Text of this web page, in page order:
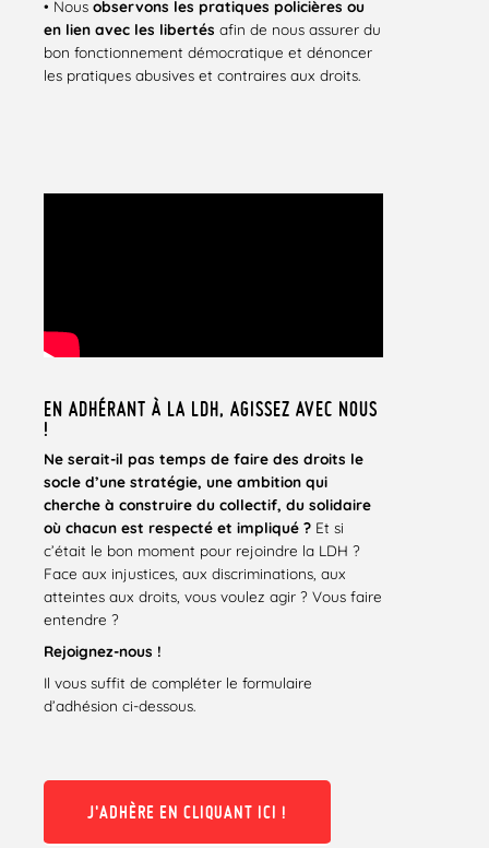
• Nous observons les pratiques policières ou
en lien avec les libertés afin de nous assurer du
bon fonctionnement démocratique et dénoncer
les pratiques abusives et contraires aux droits.
EN ADHÉRANT À LA LDH, AGISSEZ AVEC NOUS
!
Ne serait-il pas temps de faire des droits le
socle d’une stratégie, une ambition qui
cherche à construire du collectif, du solidaire
où chacun est respecté et impliqué ? Et si
c’était le bon moment pour rejoindre la LDH ?
Face aux injustices, aux discriminations, aux
atteintes aux droits, vous voulez agir ? Vous faire
entendre ?
Rejoignez-nous !
Il vous suffit de compléter le formulaire
d’adhésion ci-dessous.
J'ADHÈRE EN CLIQUANT ICI !